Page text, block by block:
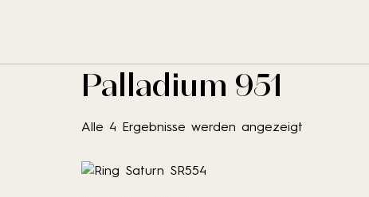
Palladium 951
Alle 4 Ergebnisse werden angezeigt